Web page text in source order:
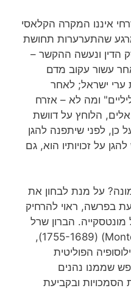
איננו המקרה הקלאסי
שהתערערות תחושת
הדין ונעשה ההקשר –
עשור עקוב מדם
ערי ישראל; לאחר
ומה לא – אזרח
הלוחץ על דוושת
כן, לפני שיתפנה להגן
על זכויותיו הוא, גם
על מנת לבחון את
בפרשה, ראוי להרחיק
הברון שרל
לואי דה מונטסקייה (Montesquieu) (1755-1689),
הפוליטית
שממנו נהנים
הסמכויות ובקביעת